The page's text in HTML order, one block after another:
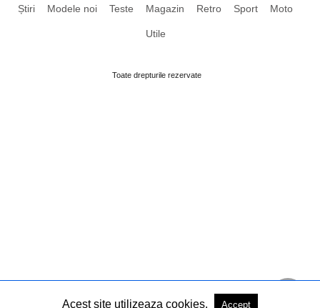
Știri Modele noi Teste Magazin Retro Sport Moto
Utile
Toate drepturile rezervate
Acest site utilizeaza cookies. Accept